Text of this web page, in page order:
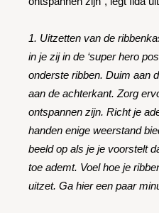
1. Uitzetten van de
in je zij in de ‘super hero
onderste ribben. Duim aan
aan de achterkant. Zorg
ontspannen zijn. Richt je
handen enige weerstand
beeld op als je je voorstelt
toe ademt. Voel hoe je
uitzet. Ga hier een paar